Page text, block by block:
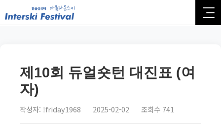
제10회 듀얼숏턴 대진표 (여
자)
작성자: !friday1968 2025-02-02 조회수 741